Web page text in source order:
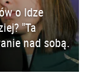
o Idze
"Ta
nad sobą.